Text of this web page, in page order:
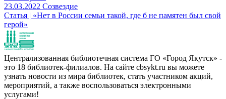
23.03.2022 Созвездие
Статья | «Нет в России семьи такой, где б не памятен был свой
герой»
Централизованная библиотечная система ГО «Город Якутск» -
это 18 библиотек-филиалов. На сайте cbsykt.ru вы можете
узнать новости из мира библиотек, стать участником акций,
мероприятий, а также воспользоваться электронными
услугами!